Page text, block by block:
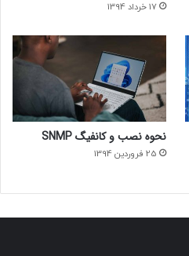
17 خرداد 1394
نحوه نصب و کانفیگ SNMP
25 فروردین 1394